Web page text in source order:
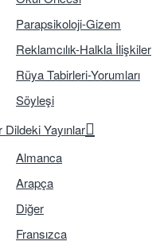
Parapsikoloji-Gizem
Reklamcılık-Halkla İlişkiler
Rüya Tabirleri-Yorumları
Söyleşi
Dildeki Yayınlar
Almanca
Arapça
Diğer
Fransızca